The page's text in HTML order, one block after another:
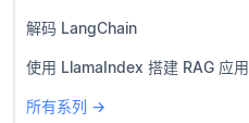
解码 LangChain
使用 LlamaIndex 搭建 RAG 应用
所有系列 →